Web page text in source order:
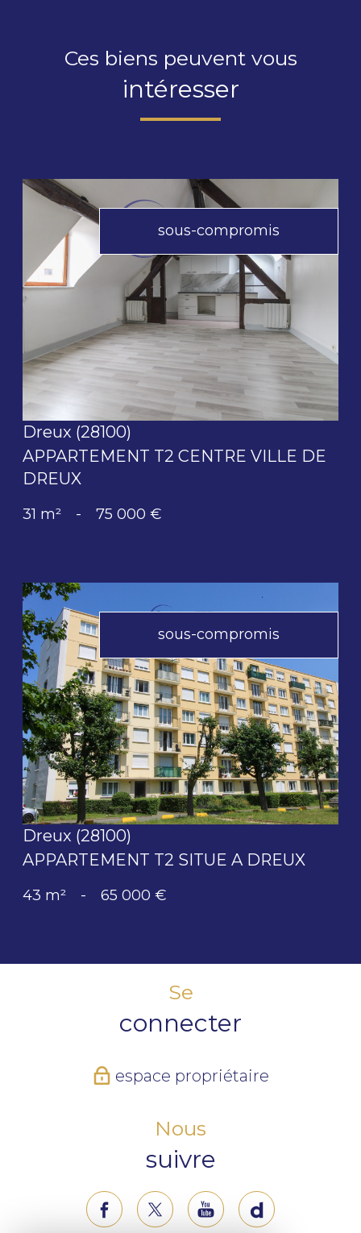
Ces biens peuvent vous
intéresser
sous-compromis
voir le bien
Dreux (28100)
APPARTEMENT T2 CENTRE VILLE DE
DREUX
31 m² - 75 000 €
sous-compromis
voir le bien
Dreux (28100)
APPARTEMENT T2 SITUE A DREUX
43 m² - 65 000 €
Se
connecter
espace propriétaire
Nous
suivre